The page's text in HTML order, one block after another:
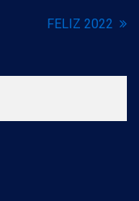
FELIZ 2022